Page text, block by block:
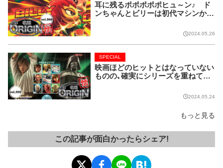
耳に残るポポポポポヒュ～ン♪ ド
ンちゃんとビリーは初代マシンから
2024.05.26
映画ほどのヒットとはなっていない
ものの、確実にシリーズを重ねてい
SPECIAL
2024.05.24
もっと見る
この記事が面白かったらシェア!